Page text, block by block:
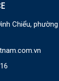
Chiểu,